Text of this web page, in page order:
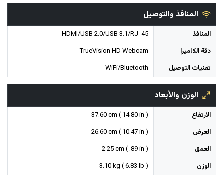
المنافذ والتوصيل
المنافذ
HDMI/USB 2.0/USB 3.1/RJ-45
دقة الكاميرا
TrueVision HD Webcam
تقنيات التوصيل
WiFi/Bluetooth
الوزن والأبعاد
الارتفاع
37.60 cm ( 14.80 in )
العرض
26.60 cm ( 10.47 in )
العمق
2.25 cm ( .89 in )
الوزن
3.10 kg ( 6.83 lb )